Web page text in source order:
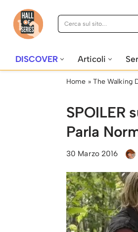
Vai
DISCOVER Articoli
Home » The Walking
SPOILER
Parla
30 Marzo 2016